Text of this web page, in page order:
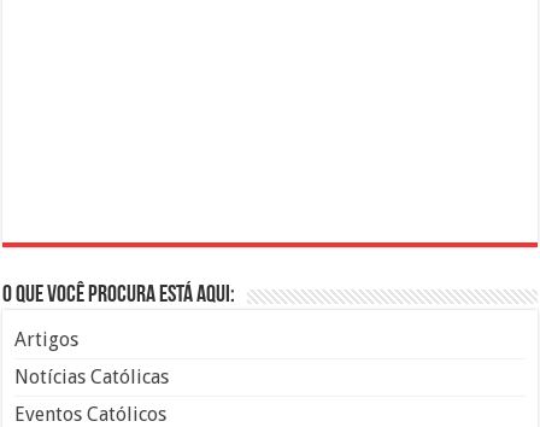
O que você procura está aqui:
Artigos
Notícias Católicas
Eventos Católicos